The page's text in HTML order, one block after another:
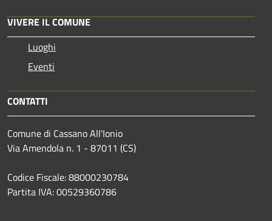
VIVERE IL COMUNE
Luoghi
Eventi
CONTATTI
Comune di Cassano All'Ionio
Via Amendola n. 1 - 87011 (CS)
Codice Fiscale: 88000230784
Partita IVA: 00529360786